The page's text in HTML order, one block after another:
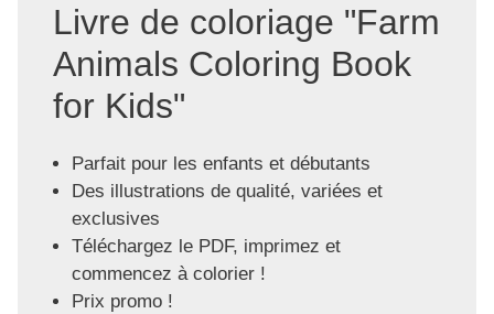
Livre de coloriage "Farm
Animals Coloring Book
for Kids"
Parfait pour les enfants et débutants
Des illustrations de qualité, variées et
exclusives
Téléchargez le PDF, imprimez et
commencez à colorier !
Prix promo !